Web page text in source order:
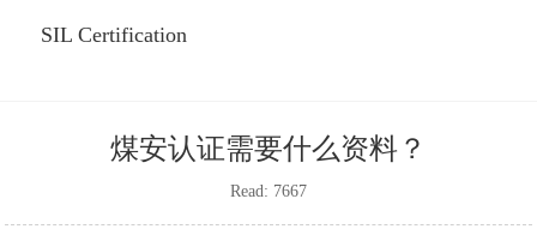
SIL Certification
煤安认证需要什么资料？
Read: 7667